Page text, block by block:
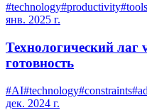
#technology#productivity#tools
янв. 2025 г.
Технологический лаг
готовность
#AI#technology#constraints#
дек. 2024 г.